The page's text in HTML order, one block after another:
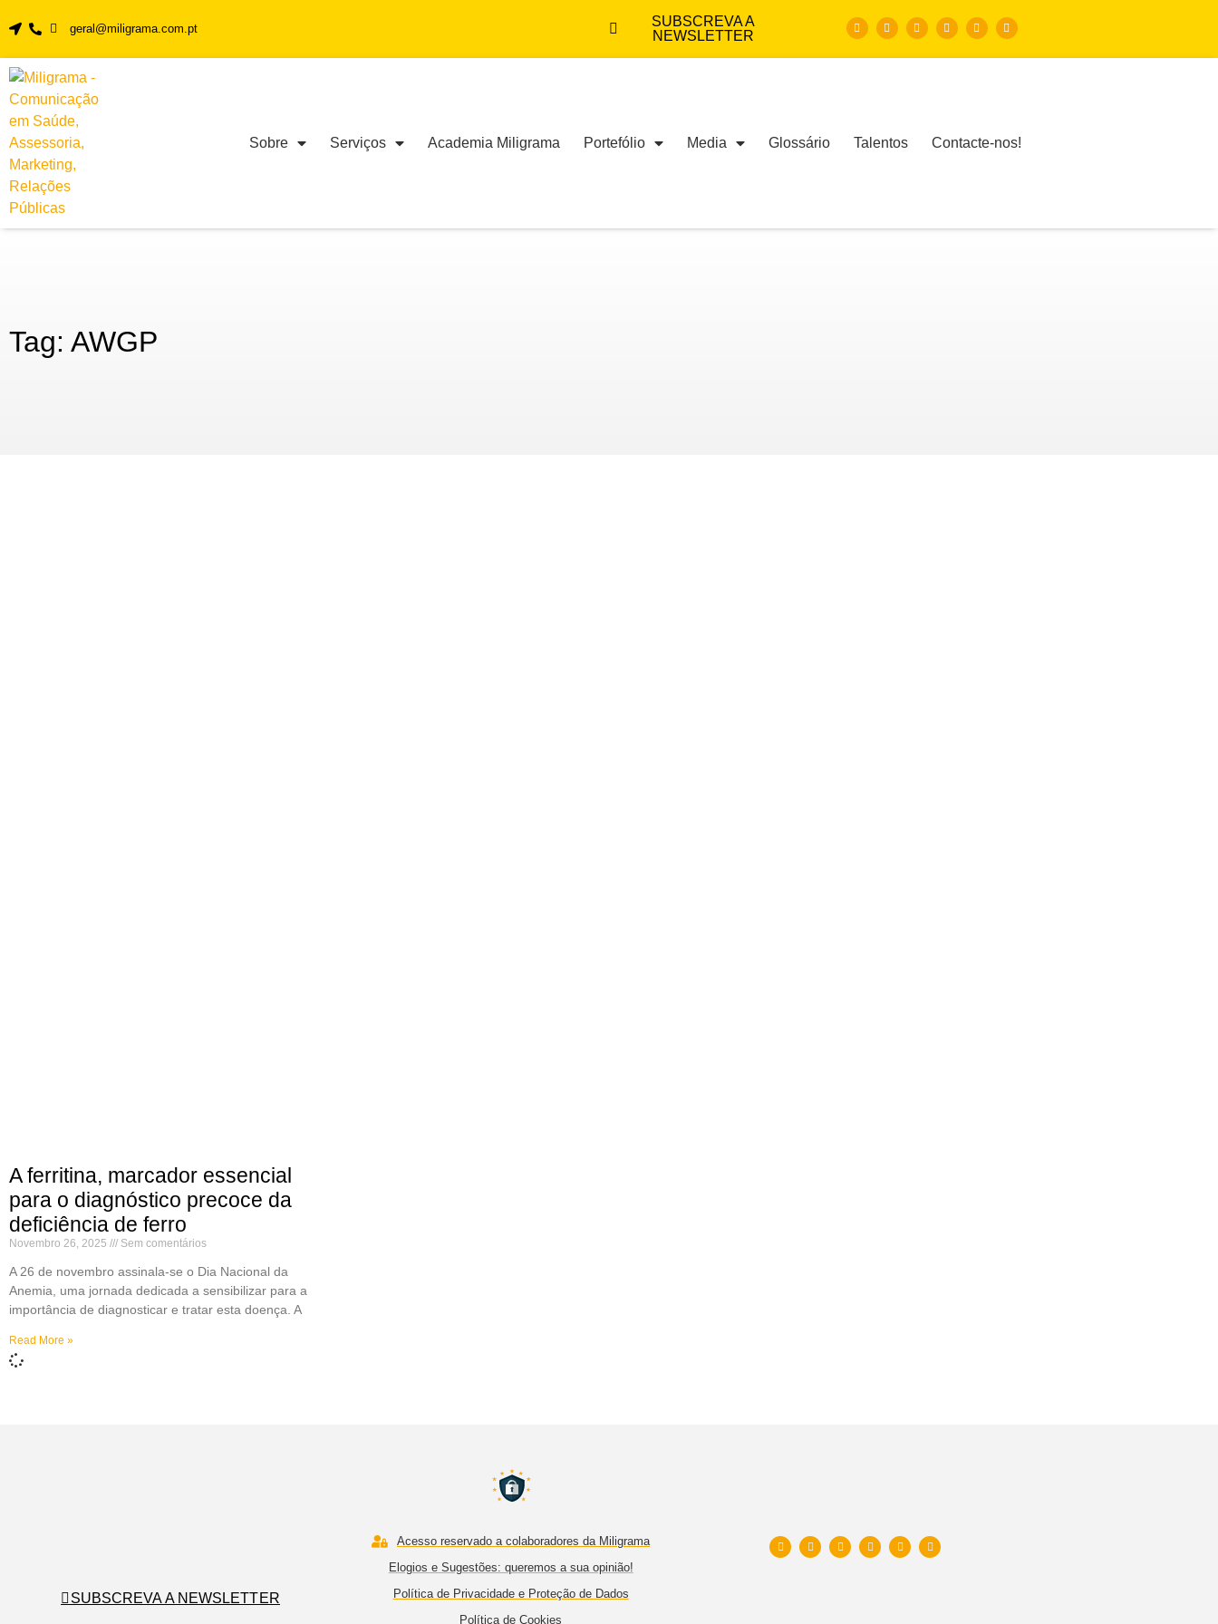
geral@miligrama.com.pt
SUBSCREVA A
NEWSLETTER
Sobre Serviços Academia Miligrama Portefólio Media Glossário Talentos Contacte-nos!
Tag: AWGP
A ferritina, marcador essencial
para o diagnóstico precoce da
deficiência de ferro
Novembro 26, 2025 Sem comentários
A 26 de novembro assinala-se o Dia Nacional da
Anemia, uma jornada dedicada a sensibilizar para a
importância de diagnosticar e tratar esta doença. A
Read More »
SUBSCREVA A NEWSLETTER
Acesso reservado a colaboradores da Miligrama
Elogios e Sugestões: queremos a sua opinião!
Política de Privacidade e Proteção de Dados
Política de Cookies